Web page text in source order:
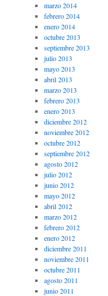
marzo 2014
febrero 2014
enero 2014
octubre 2013
septiembre 2013
julio 2013
mayo 2013
abril 2013
marzo 2013
febrero 2013
enero 2013
diciembre 2012
noviembre 2012
octubre 2012
septiembre 2012
agosto 2012
julio 2012
junio 2012
mayo 2012
abril 2012
marzo 2012
febrero 2012
enero 2012
diciembre 2011
noviembre 2011
octubre 2011
agosto 2011
junio 2011